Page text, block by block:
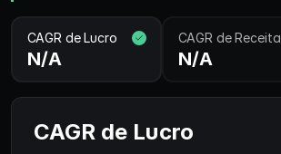
CAGR de Lucro
N/A
CAGR de Receita
N/A
CAGR de Lucro